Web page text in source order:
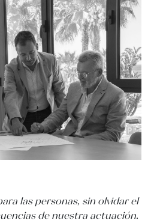
las personas, sin olvidar el
de nuestra actuación.